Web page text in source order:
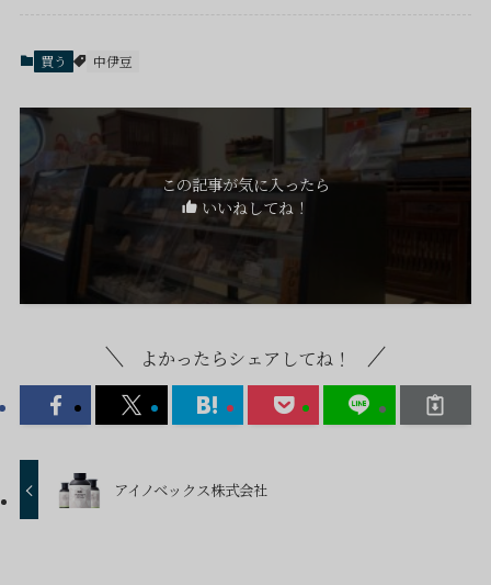
買う 中伊豆
この記事が気に入ったら
いいねしてね！
よかったらシェアしてね！
アイノベックス株式会社